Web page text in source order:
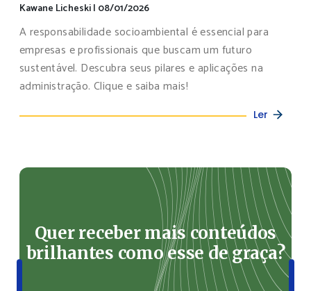
Kawane Licheski| 08/01/2026
A responsabilidade socioambiental é essencial para
empresas e profissionais que buscam um futuro
sustentável. Descubra seus pilares e aplicações na
administração. Clique e saiba mais!
Ler
Quer receber mais conteúdos
brilhantes como esse de graça?